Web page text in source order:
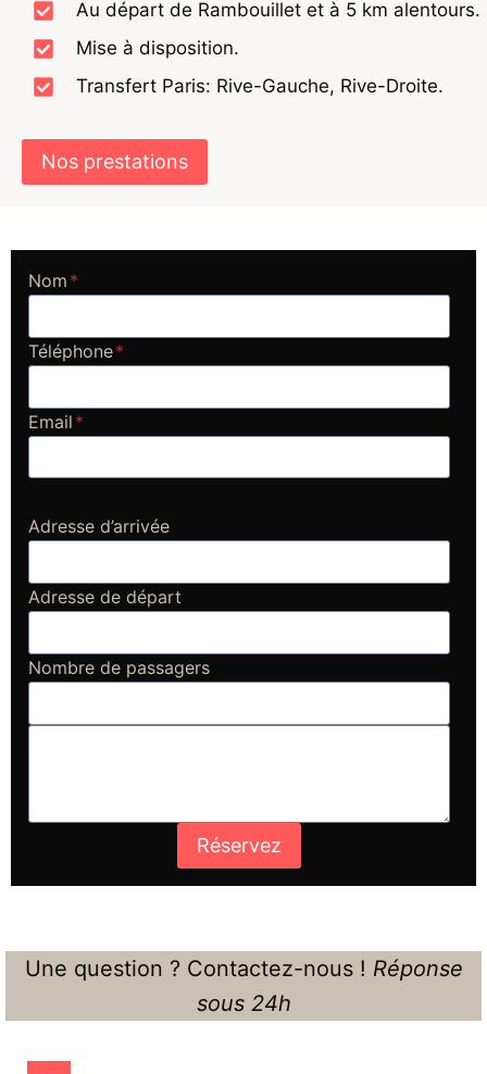
Au départ de Rambouillet et à 5 km alentours.
Mise à disposition.
Transfert Paris: Rive-Gauche, Rive-Droite.
Nos prestations
Nom *
Téléphone*
Email *
Adresse d’arrivée
Adresse de départ
Nombre de passagers
Réservez
Une question ? Contactez-nous ! Réponse
sous 24h